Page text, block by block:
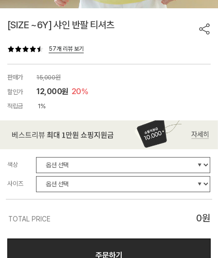
[SIZE ~6Y] 샤인 반팔 티셔츠
57개 리뷰 보기
판매가
15,000원
할인가
12,000원 20%
적립금 1%
색상
사이즈
TOTAL PRICE 0원
주문하기